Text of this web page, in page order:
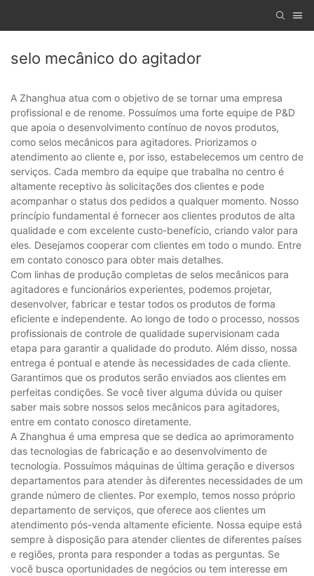
selo mecânico do agitador
A Zhanghua atua com o objetivo de se tornar uma empresa
profissional e de renome. Possuímos uma forte equipe de P&D
que apoia o desenvolvimento contínuo de novos produtos,
como selos mecânicos para agitadores. Priorizamos o
atendimento ao cliente e, por isso, estabelecemos um centro de
serviços. Cada membro da equipe que trabalha no centro é
altamente receptivo às solicitações dos clientes e pode
acompanhar o status dos pedidos a qualquer momento. Nosso
princípio fundamental é fornecer aos clientes produtos de alta
qualidade e com excelente custo-benefício, criando valor para
eles. Desejamos cooperar com clientes em todo o mundo. Entre
em contato conosco para obter mais detalhes.
Com linhas de produção completas de selos mecânicos para
agitadores e funcionários experientes, podemos projetar,
desenvolver, fabricar e testar todos os produtos de forma
eficiente e independente. Ao longo de todo o processo, nossos
profissionais de controle de qualidade supervisionam cada
etapa para garantir a qualidade do produto. Além disso, nossa
entrega é pontual e atende às necessidades de cada cliente.
Garantimos que os produtos serão enviados aos clientes em
perfeitas condições. Se você tiver alguma dúvida ou quiser
saber mais sobre nossos selos mecânicos para agitadores,
entre em contato conosco diretamente.
A Zhanghua é uma empresa que se dedica ao aprimoramento
das tecnologias de fabricação e ao desenvolvimento de
tecnologia. Possuímos máquinas de última geração e diversos
departamentos para atender às diferentes necessidades de um
grande número de clientes. Por exemplo, temos nosso próprio
departamento de serviços, que oferece aos clientes um
atendimento pós-venda altamente eficiente. Nossa equipe está
sempre à disposição para atender clientes de diferentes países
e regiões, pronta para responder a todas as perguntas. Se
você busca oportunidades de negócios ou tem interesse em